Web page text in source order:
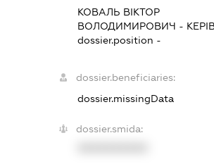
КОВАЛЬ ВІКТОР
ВОЛОДИМИРОВИЧ -
dossier.position -
dossier.beneficiaries:
dossier.missingData
dossier.smida: